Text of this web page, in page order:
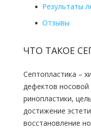
Результаты
Отзывы
ЧТО ТАКОЕ
Септопластика –
дефектов носовой
ринопластики,
достижение
восстановление